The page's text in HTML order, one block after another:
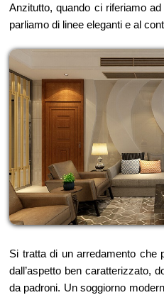
Anzitutto, quando ci riferiamo
parliamo di linee eleganti e al
Si tratta di un arredamento che
dall’aspetto ben caratterizzato,
da padroni. Un soggiorno